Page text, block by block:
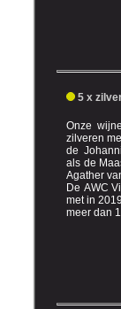
Onze
zilveren
de Johanniter, Riesling, Wilde Hilde, Gewürztraminer
als de Maasparel (sparkling) vielen in de prijzen. De St.
De AWC
met in 2019 een deelnemersveld van 12.617 wijnen van